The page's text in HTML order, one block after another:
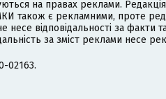
на правах реклами.
також є рекламними, проте
відповідальності за факти
за зміст реклами несе
02163.